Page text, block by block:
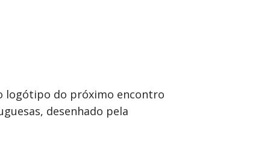
logótipo do próximo encontro
desenhado pela